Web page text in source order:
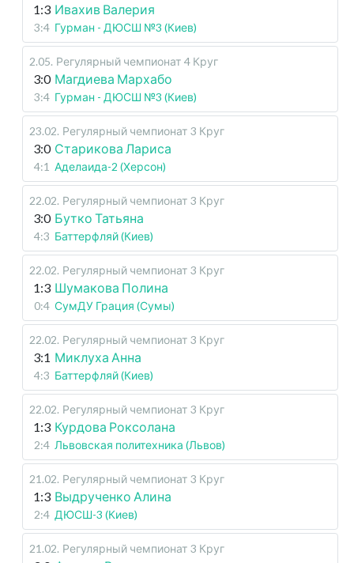
1:3 Ивахив Валерия
3:4 Гурман - ДЮСШ №3 (Киев)
2.05. Регулярный чемпионат 4 Круг
3:0 Магдиева Мархабо
3:4 Гурман - ДЮСШ №3 (Киев)
23.02. Регулярный чемпионат 3 Круг
3:0 Старикова Лариса
4:1 Аделаида-2 (Херсон)
22.02. Регулярный чемпионат 3 Круг
3:0 Бутко Татьяна
4:3 Баттерфляй (Киев)
22.02. Регулярный чемпионат 3 Круг
1:3 Шумакова Полина
0:4 СумДУ Грация (Сумы)
22.02. Регулярный чемпионат 3 Круг
3:1 Миклуха Анна
4:3 Баттерфляй (Киев)
22.02. Регулярный чемпионат 3 Круг
1:3 Курдова Роксолана
2:4 Львовская политехника (Львов)
21.02. Регулярный чемпионат 3 Круг
1:3 Выдрученко Алина
2:4 ДЮСШ-3 (Киев)
21.02. Регулярный чемпионат 3 Круг